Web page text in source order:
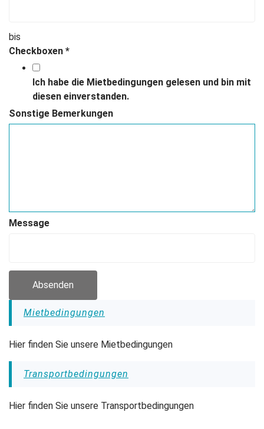
bis
Checkboxen *
Ich habe die Mietbedingungen gelesen und bin mit
diesen einverstanden.
Sonstige Bemerkungen
Message
Absenden
Mietbedingungen
Hier finden Sie unsere Mietbedingungen
Transportbedingungen
Hier finden Sie unsere Transportbedingungen